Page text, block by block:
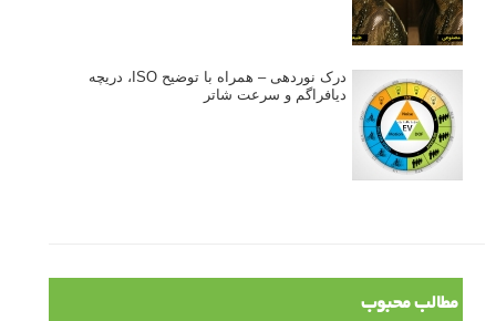
درک نوردهی – همراه با توضیح ISO، دریچه
دیافراگم و سرعت شاتر
مطالب محبوب